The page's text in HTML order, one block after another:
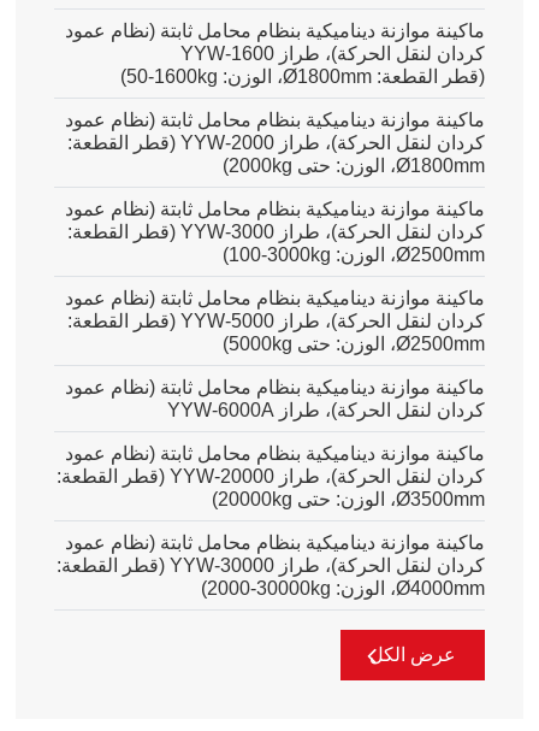
ماكينة موازنة ديناميكية بنظام محامل ثابتة (نظام عمود
كردان لنقل الحركة)، طراز YYW-1600
(قطر القطعة: Ø1800mm، الوزن:
50-1600kg
)
ماكينة موازنة ديناميكية بنظام محامل ثابتة (نظام عمود
كردان لنقل الحركة)، طراز YYW-2000 (قطر القطعة:
Ø1800mm، الوزن: حتى 2000kg)
ماكينة موازنة ديناميكية بنظام محامل ثابتة (نظام عمود
كردان لنقل الحركة)، طراز YYW-3000 (قطر القطعة:
Ø2500mm، الوزن:
100-3000kg
)
ماكينة موازنة ديناميكية بنظام محامل ثابتة (نظام عمود
كردان لنقل الحركة)، طراز YYW-5000 (قطر القطعة:
Ø2500mm، الوزن: حتى 5000kg)
ماكينة موازنة ديناميكية بنظام محامل ثابتة (نظام عمود
كردان لنقل الحركة)، طراز YYW-6000A
ماكينة موازنة ديناميكية بنظام محامل ثابتة (نظام عمود
كردان لنقل الحركة)، طراز YYW-20000 (قطر القطعة:
Ø3500mm، الوزن: حتى 20000kg)
ماكينة موازنة ديناميكية بنظام محامل ثابتة (نظام عمود
كردان لنقل الحركة)، طراز YYW-30000 (قطر القطعة:
Ø4000mm، الوزن:
2000-30000kg
)
عرض الكل